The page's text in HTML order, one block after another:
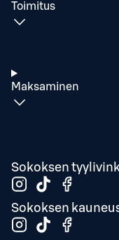
Toimitus
Maksaminen
Sokoksen
Sokoksen